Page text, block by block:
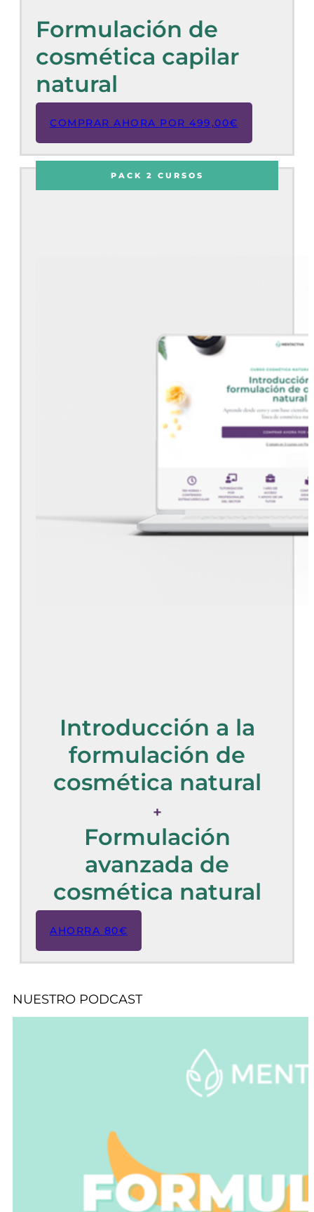
Formulación de
cosmética capilar
natural
COMPRAR AHORA POR 499,00€
PACK 2 CURSOS
Introducción a la
formulación de
cosmética natural
+
Formulación
avanzada de
cosmética natural
AHORRA 80€
NUESTRO PODCAST